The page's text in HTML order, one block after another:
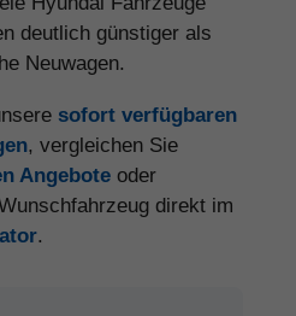
deutlich günstiger als
Neuwagen.
sofort verfügbaren
, vergleichen Sie
Angebote oder
direkt im
.